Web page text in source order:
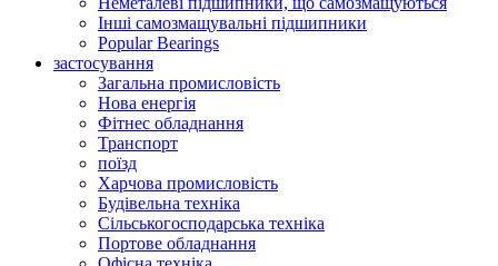
Інші самозмащувальні підшипники
Popular Bearings
застосування
Загальна промисловість
Нова енергія
Фітнес обладнання
Транспорт
поїзд
Харчова промисловість
Будівельна техніка
Сільськогосподарська техніка
Портове обладнання